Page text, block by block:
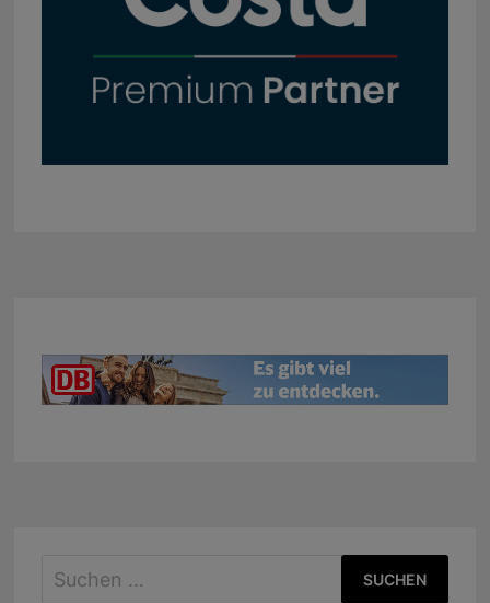
Suchen